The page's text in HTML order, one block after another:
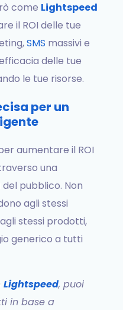
come Lightspeed
il ROI delle tue
SMS massivi e
delle tue
le tue risorse.
per un
aumentare il ROI
una
del pubblico. Non
agli stessi
stessi prodotti,
generico a tutti
Lightspeed, puoi
in base a